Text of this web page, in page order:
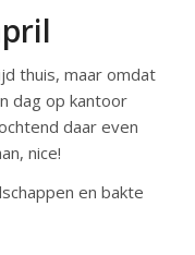
thuis, maar omdat
dag op kantoor
daar even
nice!
en bakte